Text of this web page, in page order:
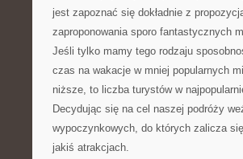
jest zapoznać się dokładnie z
zaproponowania sporo fantastycznych
Jeśli tylko mamy tego rodzaju
czas na wakacje w mniej popularnych
niższe, to liczba turystów w
Decydując się na cel naszej podróży
wypoczynkowych, do których zalicza
jakiś atrakcjach.